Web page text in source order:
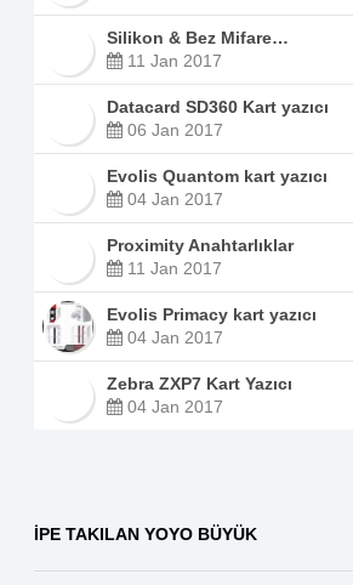
Silikon & Bez Mifare…
11 Jan 2017
Datacard SD360 Kart yazıcı
06 Jan 2017
Evolis Quantom kart yazıcı
04 Jan 2017
Proximity Anahtarlıklar
11 Jan 2017
Evolis Primacy kart yazıcı
04 Jan 2017
Zebra ZXP7 Kart Yazıcı
04 Jan 2017
İPE TAKILAN YOYO BÜYÜK